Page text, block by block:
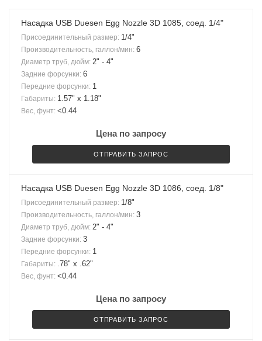
Насадка USB Duesen Egg Nozzle 3D 1085, соед. 1/4"
Присоединительный размер: 1/4"
Производительность, галлон/мин: 6
Диаметр труб, дюйм: 2" - 4"
Задние форсунки: 6
Передние форсунки: 1
Габариты: 1.57" x 1.18"
Вес, фунт: <0.44
Цена по запросу
ОТПРАВИТЬ ЗАПРОС
Насадка USB Duesen Egg Nozzle 3D 1086, соед. 1/8"
Присоединительный размер: 1/8"
Производительность, галлон/мин: 3
Диаметр труб, дюйм: 2" - 4"
Задние форсунки: 3
Передние форсунки: 1
Габариты: .78" x .62"
Вес, фунт: <0.44
Цена по запросу
ОТПРАВИТЬ ЗАПРОС